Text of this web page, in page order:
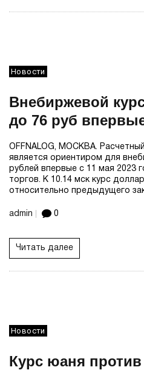
Новости
Внебиржевой
до 76 руб
OFFNALOG, МОСКВА.
является ориентиром для
рублей впервые с 11 мая 2023
торгов. К 10.14 мск курс
относительно предыдущего
admin 0
Читать далее
Новости
Курс юаня